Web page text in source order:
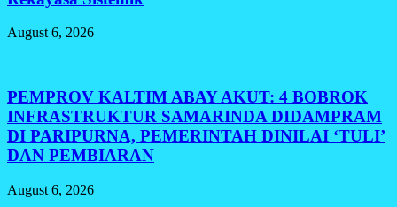
August 6, 2026
PEMPROV KALTIM ABAY AKUT: 4 BOBROK
INFRASTRUKTUR SAMARINDA DIDAMPRAM
DI PARIPURNA, PEMERINTAH DINILAI ‘TULI’
DAN PEMBIARAN
August 6, 2026